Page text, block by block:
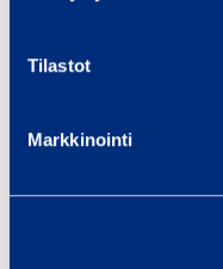
Tilastot
Markkinointi